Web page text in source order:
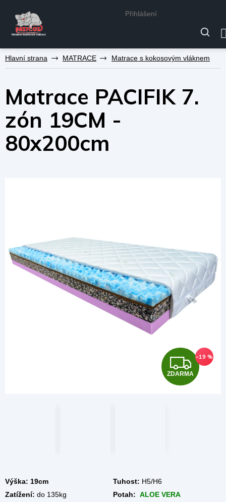
na
Přihlášení
MATRACE Matrace s kokosovým vláknem
Matrace PACIFIK 7.
zón 19CM -
80x200cm
Z
D
ZDARMA
–19 %
Výška: 19cm Tuhost: H5/H6
Zatížení: do 135kg Potah: ALOE VERA